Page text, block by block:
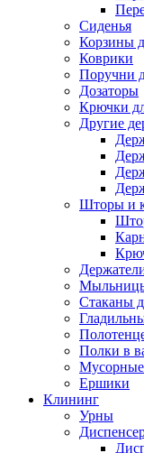
Сиденья
Корзины
Коврики
Поручни
Дозаторы
Крючки
Другие
Шторы и
Стаканы
Полки в
Мусорные
Ершики
Клининг
Урны